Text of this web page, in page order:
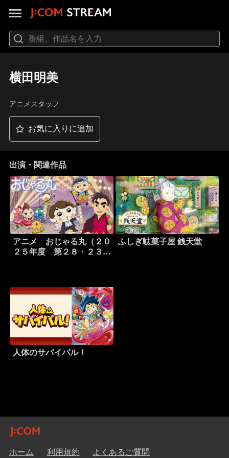
横田明美
アニメスタッフ
お気に入りに追加
出演・関連作品
アニメ おじゃる丸（２０
２５年度 第２８・２３シ
ふしぎ駄菓子屋 銭天堂
人体のサバイバル！
ホーム 利用規約 よくあるご質問